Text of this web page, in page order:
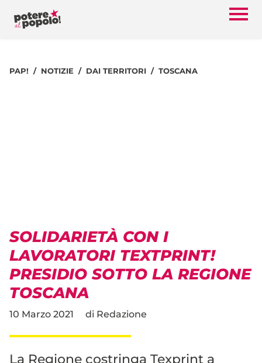
PAP! NOTIZIE DAI TERRITORI TOSCANA
SOLIDARIETÀ CON I
LAVORATORI TEXTPRINT!
PRESIDIO SOTTO LA REGIONE
TOSCANA
10 Marzo 2021 di Redazione
La Regione costringa Texprint a